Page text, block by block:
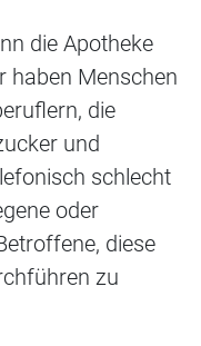
die Apotheke
haben Menschen
die
und
schlecht
oder
diese
zu